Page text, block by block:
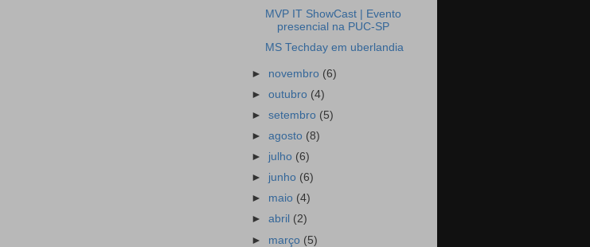
MVP IT ShowCast | Evento
presencial na PUC-SP
MS Techday em uberlandia
► novembro (6)
►outubro (4)
►setembro (5)
►agosto (8)
► julho (6)
► junho (6)
► maio (4)
►abril (2)
► março (5)